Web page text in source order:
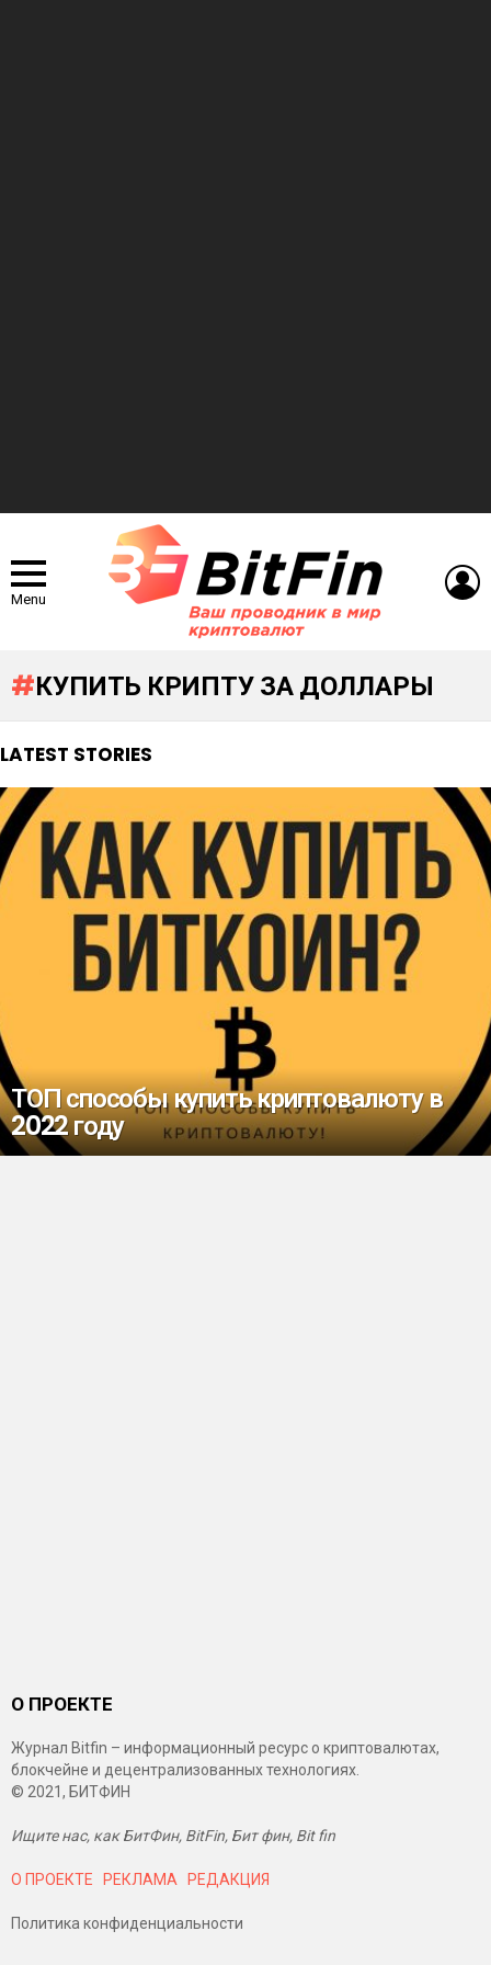
Menu
КУПИТЬ КРИПТУ ЗА ДОЛЛАРЫ
LATEST STORIES
ТОП способы купить криптовалюту в
2022 году
О ПРОЕКТЕ
Журнал Bitfin – информационный ресурс о криптовалютах,
блокчейне и децентрализованных технологиях.
© 2021, БИТФИН
Ищите нас, как БитФин, BitFin, Бит фин, Bit fin
О ПРОЕКТЕ РЕКЛАМА РЕДАКЦИЯ
Политика конфиденциальности